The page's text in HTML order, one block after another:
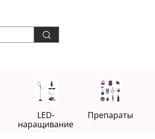
LED-
наращивание
Препараты